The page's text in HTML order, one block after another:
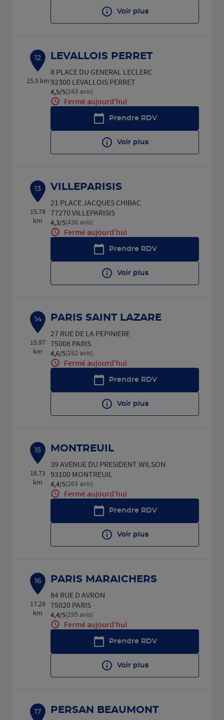
Voir plus
12
15.5 km
LEVALLOIS PERRET
8 PLACE DU GENERAL LECLERC
92300 LEVALLOIS PERRET
4,5/5Note de 4.5 sur 5
(243 avis)
Fermé aujourd'hui
Prendre RDV
Voir plus
13
15.78
km
VILLEPARISIS
21 PLACE JACQUES CHIRAC
77270 VILLEPARISIS
4,3/5Note de 4.3 sur 5
(438 avis)
Fermé aujourd'hui
Prendre RDV
Voir plus
14
15.97
km
PARIS SAINT LAZARE
27 RUE DE LA PEPINIERE
75008 PARIS
4,6/5Note de 4.6 sur 5
(282 avis)
Fermé aujourd'hui
Prendre RDV
Voir plus
15
16.73
km
MONTREUIL
39 AVENUE DU PRESIDENT WILSON
93100 MONTREUIL
4,4/5Note de 4.4 sur 5
(263 avis)
Fermé aujourd'hui
Prendre RDV
Voir plus
16
17.29
km
PARIS MARAICHERS
84 RUE D AVRON
75020 PARIS
4,4/5Note de 4.4 sur 5
(295 avis)
Fermé aujourd'hui
Prendre RDV
Voir plus
17
PERSAN BEAUMONT